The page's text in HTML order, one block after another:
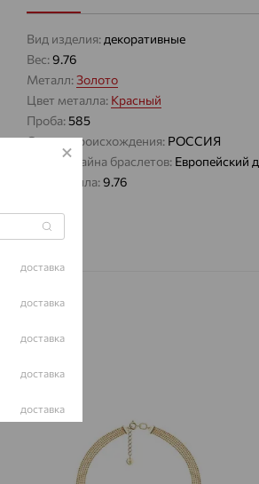
Вид изделия: декоративные
Вес:9.76
Металл:Золото
Цвет металла: Красный
Проба:585
Страна происхождения: РОССИЯ
Виды дизайна браслетов: Европейский
Вес металла:9.76
доставка
доставка
доставка
доставка
доставка